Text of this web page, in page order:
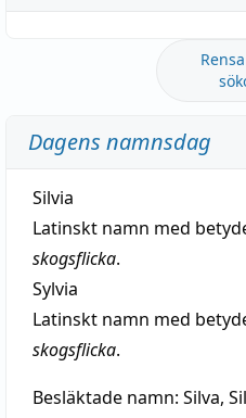
Dagens namnsdag
Silvia
Latinskt namn med
skogsflicka.
Sylvia
Latinskt namn med
skogsflicka.
Besläktade namn: Silva,